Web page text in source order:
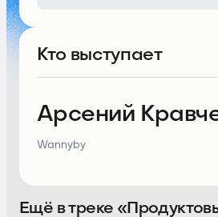
Кто выступает
Арсений
Wannyby
Ещё в треке